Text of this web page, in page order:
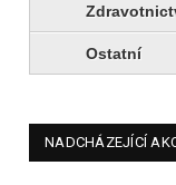
Ostatní
NADCHÁZEJÍCÍ